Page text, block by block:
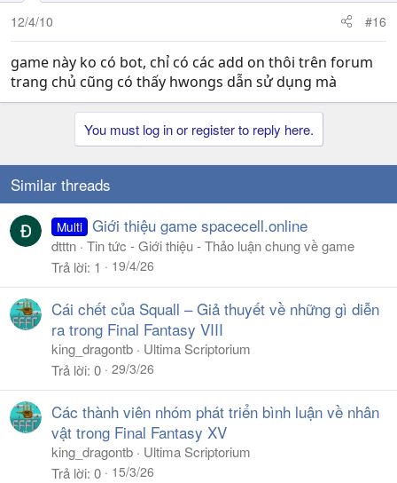
12/4/10 #16
game này ko có bot, chỉ có các add on thôi trên forum
trang chủ cũng có thấy hwongs dẫn sử dụng mà
You must log in or register to reply here.
Similar threads
Multi Giới thiệu game spacecell.online
dtttn Tin tức - Giới thiệu - Thảo luận chung về game
Trả lời 1 19/4/26
Cái chết của Squall – Giả thuyết về những gì diễn
ra trong Final Fantasy VIII
king_dragontb
Ultima Scriptorium
Trả lời 0 29/3/26
Các thành viên nhóm phát triển bình luận về nhân
vật trong Final Fantasy XV
king_dragontb
Ultima Scriptorium
Trả lời 0 15/3/26